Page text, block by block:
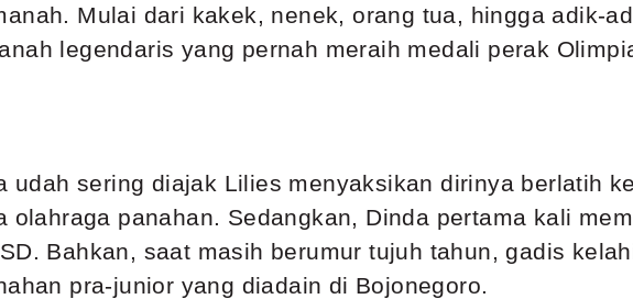
Mulai dari kakek, nenek, orang tua, hingga adik-
legendaris yang pernah meraih medali perak
udah sering diajak Lilies menyaksikan dirinya berlatih
olahraga panahan. Sedangkan, Dinda pertama kali
Bahkan, saat masih berumur tujuh tahun, gadis
pra-junior yang diadain di Bojonegoro.